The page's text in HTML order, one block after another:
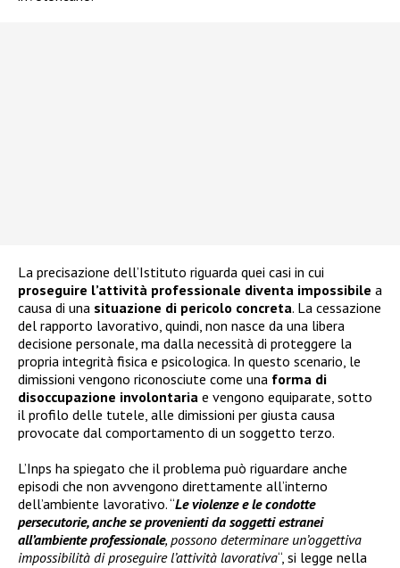
La precisazione dell’Istituto riguarda quei casi in cui
proseguire l’attività professionale diventa impossibile a
causa di una situazione di pericolo concreta. La cessazione
del rapporto lavorativo, quindi, non nasce da una libera
decisione personale, ma dalla necessità di proteggere la
propria integrità fisica e psicologica. In questo scenario, le
dimissioni vengono riconosciute come una forma di
disoccupazione involontaria e vengono equiparate, sotto
il profilo delle tutele, alle dimissioni per giusta causa
provocate dal comportamento di un soggetto terzo.
L’Inps ha spiegato che il problema può riguardare anche
episodi che non avvengono direttamente all’interno
dell’ambiente lavorativo. “Le violenze e le condotte
persecutorie, anche se provenienti da soggetti estranei
all’ambiente professionale, possono determinare un’oggettiva
impossibilità di proseguire l’attività lavorativa“, si legge nella